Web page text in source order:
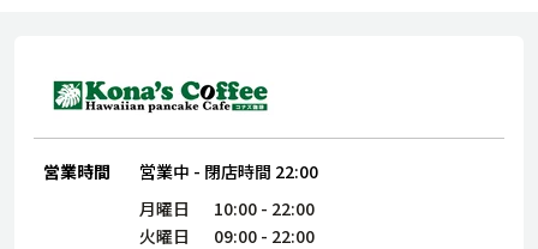
会社情報
経営理念
デジタルトランス
フォーメーション戦略
DXビジョン2028
トリドールのDX ～これまでとこれから～
粟田社長が語る
トリドールのサステナビリティ
コミュニケーション
営業時間 営業中 - 閉店時間 22:00
月曜日 10:00 - 22:00
火曜日
09:00 - 22:00